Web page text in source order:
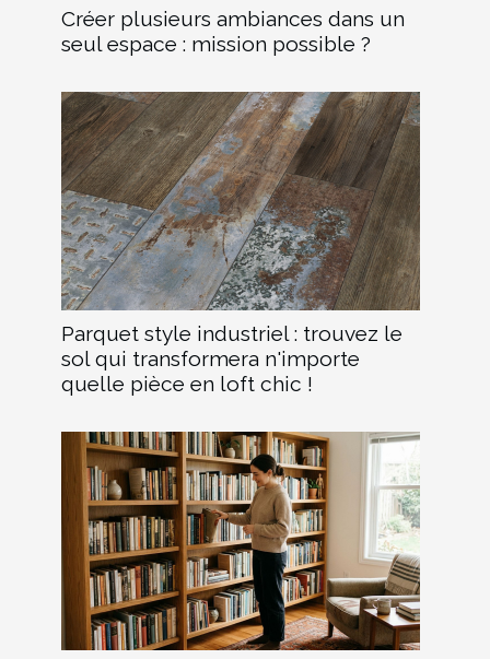
Créer plusieurs ambiances dans un
seul espace : mission possible ?
Parquet style industriel : trouvez le
sol qui transformera n'importe
quelle pièce en loft chic !